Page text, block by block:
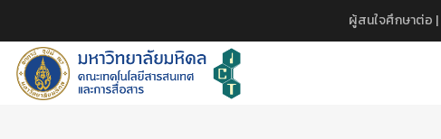
ผู้สนใจศึกษาต่อ |